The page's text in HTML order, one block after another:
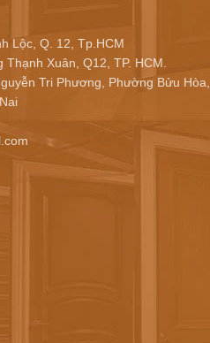
Lộc, Q. 12, Tp.HCM
Xuân, Q12, TP. HCM.
Tri Phương, Phường Bửu Hòa,